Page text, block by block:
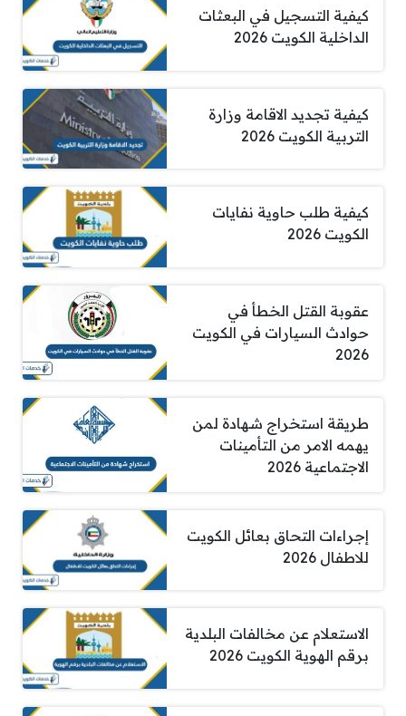
كيفية التسجيل في البعثات
الداخلية الكويت 2026
كيفية تجديد الاقامة وزارة
التربية الكويت 2026
كيفية طلب حاوية نفايات
الكويت 2026
عقوبة القتل الخطأ في
حوادث السيارات في الكويت
2026
طريقة استخراج شهادة لمن
يهمه الامر من التأمينات
الاجتماعية 2026
إجراءات التحاق بعائل الكويت
للاطفال 2026
الاستعلام عن مخالفات البلدية
برقم الهوية الكويت 2026